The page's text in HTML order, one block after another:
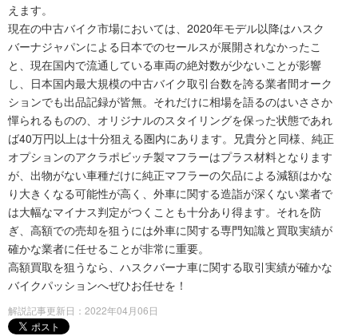
えます。
現在の中古バイク市場においては、2020年モデル以降はハスク
バーナジャパンによる日本でのセールスが展開されなかったこ
と、現在国内で流通している車両の絶対数が少ないことが影響
し、日本国内最大規模の中古バイク取引台数を誇る業者間オーク
ションでも出品記録が皆無。それだけに相場を語るのはいささか
憚られるものの、オリジナルのスタイリングを保った状態であれ
ば40万円以上は十分狙える圏内にあります。兄貴分と同様、純正
オプションのアクラポビッチ製マフラーはプラス材料となります
が、出物がない車種だけに純正マフラーの欠品による減額はかな
り大きくなる可能性が高く、外車に関する造詣が深くない業者で
は大幅なマイナス判定がつくことも十分あり得ます。それを防
ぎ、高額での売却を狙うには外車に関する専門知識と買取実績が
確かな業者に任せることが非常に重要。
高額買取を狙うなら、ハスクバーナ車に関する取引実績が確かな
バイクパッションへぜひお任せを！
解説記事更新日：2022年04月06日